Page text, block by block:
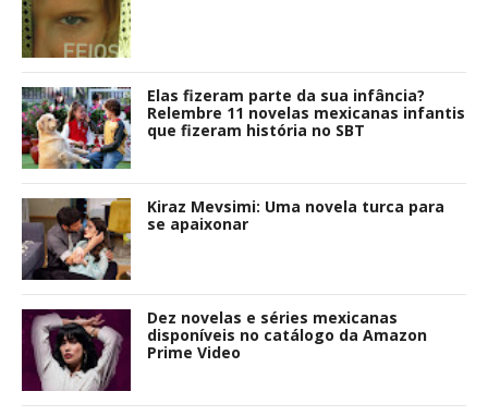
Elas fizeram parte da sua infância?
Relembre 11 novelas mexicanas infantis
que fizeram história no SBT
Kiraz Mevsimi: Uma novela turca para
se apaixonar
Dez novelas e séries mexicanas
disponíveis no catálogo da Amazon
Prime Video